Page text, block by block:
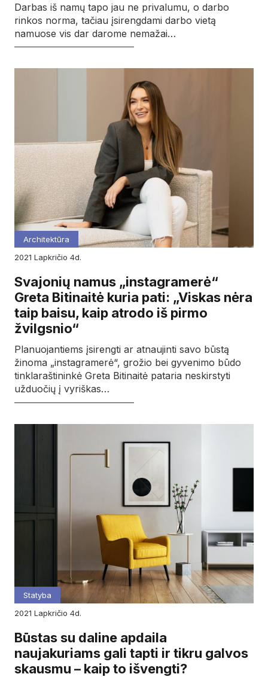
Darbas iš namų tapo jau ne privalumu, o darbo
rinkos norma, tačiau įsirengdami darbo vietą
namuose vis dar darome nemažai…
Architektūra
2021
lapkričio 4d.
Svajonių namus „instagramerė“
Greta Bitinaitė kuria pati: „Viskas nėra
taip baisu, kaip atrodo iš pirmo
žvilgsnio“
Planuojantiems įsirengti ar atnaujinti savo būstą
žinoma „instagramerė“, grožio bei gyvenimo būdo
tinklaraštininkė Greta Bitinaitė pataria neskirstyti
užduočių į vyriškas…
Statyba
2021
lapkričio 4d.
Būstas su daline apdaila
naujakuriams gali tapti ir tikru galvos
skausmu – kaip to išvengti?